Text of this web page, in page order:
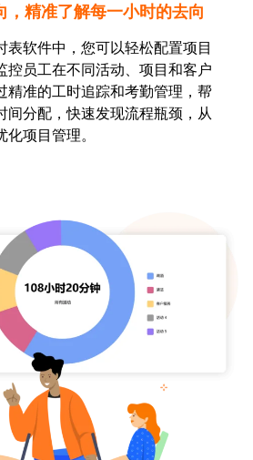
，精准了解每一小时的去向
表软件中，您可以轻松配置项目
控员工在不同活动、项目和客户
精准的工时追踪和考勤管理，帮
间分配，快速发现流程瓶颈，从
项目管理。